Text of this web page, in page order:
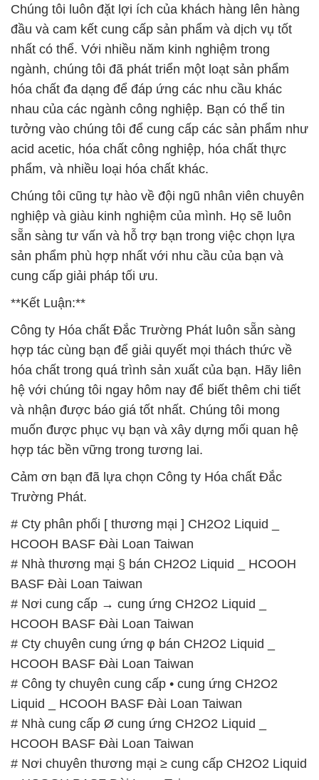
Chúng tôi luôn đặt lợi ích của khách hàng lên hàng
đầu và cam kết cung cấp sản phẩm và dịch vụ tốt
nhất có thể. Với nhiều năm kinh nghiệm trong
ngành, chúng tôi đã phát triển một loạt sản phẩm
hóa chất đa dạng để đáp ứng các nhu cầu khác
nhau của các ngành công nghiệp. Bạn có thể tin
tưởng vào chúng tôi để cung cấp các sản phẩm như
acid acetic, hóa chất công nghiệp, hóa chất thực
phẩm, và nhiều loại hóa chất khác.
Chúng tôi cũng tự hào về đội ngũ nhân viên chuyên
nghiệp và giàu kinh nghiệm của mình. Họ sẽ luôn
sẵn sàng tư vấn và hỗ trợ bạn trong việc chọn lựa
sản phẩm phù hợp nhất với nhu cầu của bạn và
cung cấp giải pháp tối ưu.
**Kết Luận:**
Công ty Hóa chất Đắc Trường Phát luôn sẵn sàng
hợp tác cùng bạn để giải quyết mọi thách thức về
hóa chất trong quá trình sản xuất của bạn. Hãy liên
hệ với chúng tôi ngay hôm nay để biết thêm chi tiết
và nhận được báo giá tốt nhất. Chúng tôi mong
muốn được phục vụ bạn và xây dựng mối quan hệ
hợp tác bền vững trong tương lai.
Cảm ơn bạn đã lựa chọn Công ty Hóa chất Đắc
Trường Phát.
# Cty phân phối [ thương mại ] CH2O2 Liquid _
HCOOH BASF Đài Loan Taiwan
# Nhà thương mại § bán CH2O2 Liquid _ HCOOH
BASF Đài Loan Taiwan
# Nơi cung cấp → cung ứng CH2O2 Liquid _
HCOOH BASF Đài Loan Taiwan
# Cty chuyên cung ứng φ bán CH2O2 Liquid _
HCOOH BASF Đài Loan Taiwan
# Công ty chuyên cung cấp • cung ứng CH2O2
Liquid _ HCOOH BASF Đài Loan Taiwan
# Nhà cung cấp Ø cung ứng CH2O2 Liquid _
HCOOH BASF Đài Loan Taiwan
# Nơi chuyên thương mại ≥ cung cấp CH2O2 Liquid